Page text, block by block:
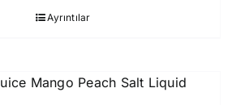
Ayrıntılar